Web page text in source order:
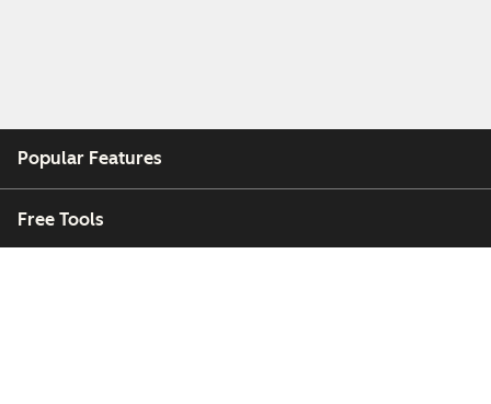
Popular Features
Free Tools